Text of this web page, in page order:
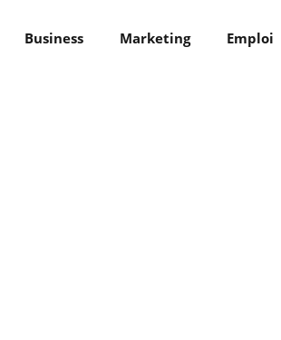
Business Marketing Emploi